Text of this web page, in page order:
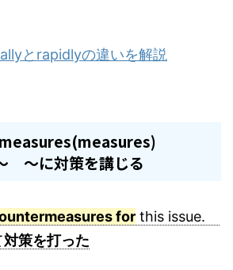
とrapidlyの違いを解説
～に対策を講じる
for this issue.
対策を打った